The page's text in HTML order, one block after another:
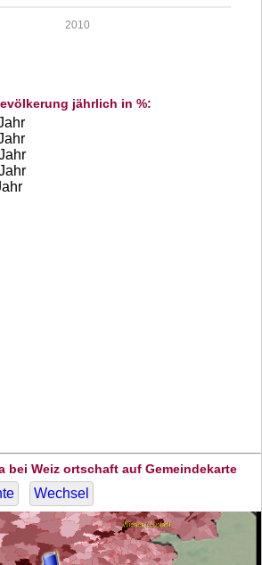
2010
jährlich in %:
bei Weiz ortschaft auf Gemeindekarte
Wechsel